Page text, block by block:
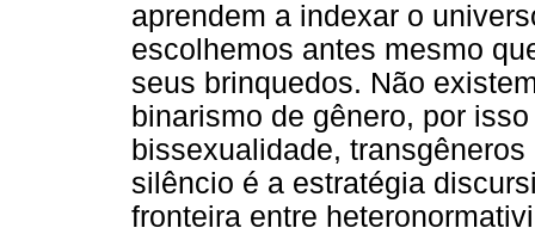
aprendem a indexar o
escolhemos antes mesmo
seus brinquedos. Não
binarismo de gênero, por
bissexualidade,
silêncio é a estratégia
fronteira entre